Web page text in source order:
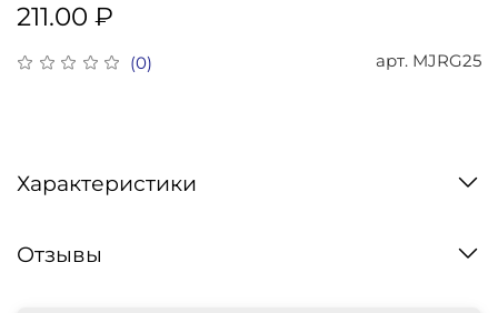
(0) арт. MJRG25
211.00 ₽
Характеристики
Отзывы